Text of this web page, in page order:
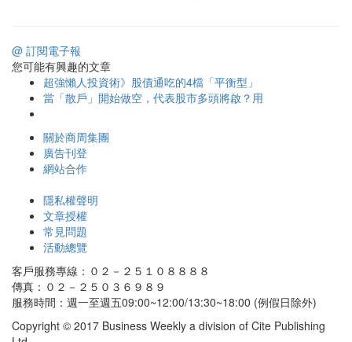
@ 訂閱電子報
您可能有興趣的文章
超強懶人投資術》股債通吃的4檔「平衡型」
當「散戶」開始做空，代表股市多頭將啟？用
關於商周集團
廣告刊登
網站合作
隱私權聲明
文章授權
常見問題
活動總覽
客戶服務專線：０２－２５１０８８８８
傳真：０２－２５０３６９８９
服務時間：週一至週五09:00~12:00/13:30~18:00 (例假日除外)
Copyright © 2017 Business Weekly a division of Cite Publishing